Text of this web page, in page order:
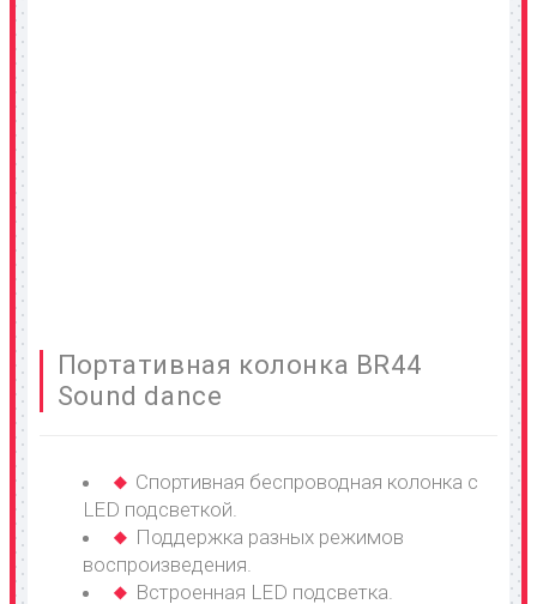
Портативная колонка BR44
Sound dance
Спортивная беспроводная колонка с
LED подсветкой.
Поддержка разных режимов
воспроизведения.
Встроенная LED подсветка.